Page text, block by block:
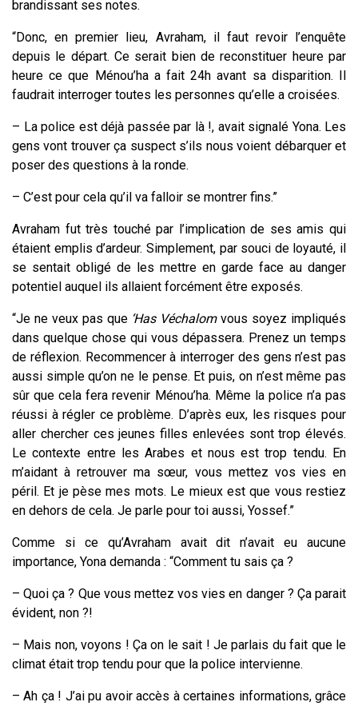
brandissant ses notes.
“Donc, en premier lieu, Avraham, il faut revoir l’enquête
depuis le départ. Ce serait bien de reconstituer heure par
heure ce que Ménou’ha a fait 24h avant sa disparition. Il
faudrait interroger toutes les personnes qu’elle a croisées.
– La police est déjà passée par là !, avait signalé Yona. Les
gens vont trouver ça suspect s’ils nous voient débarquer et
poser des questions à la ronde.
– C’est pour cela qu’il va falloir se montrer fins.”
Avraham fut très touché par l’implication de ses amis qui
étaient emplis d’ardeur. Simplement, par souci de loyauté, il
se sentait obligé de les mettre en garde face au danger
potentiel auquel ils allaient forcément être exposés.
“Je ne veux pas que ‘Has Véchalomvous soyez impliqués
dans quelque chose qui vous dépassera. Prenez un temps
de réflexion. Recommencer à interroger des gens n’est pas
aussi simple qu’on ne le pense. Et puis, on n’est même pas
sûr que cela fera revenir Ménou’ha. Même la police n’a pas
réussi à régler ce problème. D’après eux, les risques pour
aller chercher ces jeunes filles enlevées sont trop élevés.
Le contexte entre les Arabes et nous est trop tendu. En
m’aidant à retrouver ma sœur, vous mettez vos vies en
péril. Et je pèse mes mots. Le mieux est que vous restiez
en dehors de cela. Je parle pour toi aussi, Yossef.”
Comme si ce qu’Avraham avait dit n’avait eu aucune
importance, Yona demanda : “Comment tu sais ça ?
– Quoi ça ? Que vous mettez vos vies en danger ? Ça parait
évident, non ?!
– Mais non, voyons ! Ça on le sait ! Je parlais du fait que le
climat était trop tendu pour que la police intervienne.
– Ah ça ! J’ai pu avoir accès à certaines informations, grâce